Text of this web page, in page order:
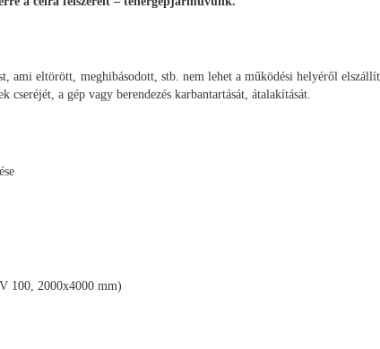
ami eltörött, meghibásodott, stb. nem lehet a működési helyéről
cseréjét, a gép vagy berendezés karbantartását, átalakítását.
100, 2000x4000 mm)